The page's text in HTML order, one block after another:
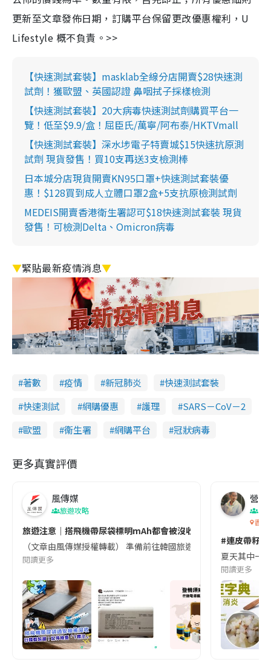
更新至文章發佈日期，訂購平台保留更改優惠權利，U
Lifestyle 概不負責。>>
【快速測試套裝】masklab全線分店開賣$28快速測
試劑！獲歐盟、英國認證 鼻咽拭子採樣檢測
【快速測試套裝】20大病毒快速測試劑購買平台一
覽！低至$9.9/盒！屈臣氏/萬寧/阿布泰/HKTVmall
【快速測試套裝】深水埗電子特賣城$15快速抗原測
試劑 現貨發售！買10支再送3支檢測棒
日本城分店現貨開賣KN95口罩+快速測試套裝優
惠！$128買到成人立體口罩2盒+5支抗原檢測試劑
MEDEIS開賣香港衛生署認可$18快速測試套裝 現貨
發售！可檢測Delta、Omicron病毒
▼緊貼最新疫情消息▼
著數 疫情 新冠肺炎
快速測試套裝
快速測試
網購優惠 護理
SARS－CoV－2
歐盟
衞生署 網購平台 冠狀病毒
更多真實評價
風傳媒
旅遊攻略
旅遊注意｜搭飛機帶尿袋標明mAh都會被沒收😱出發前切記檢查
（文章由風傳媒授權轉載） 準備前往韓國旅遊的民眾，近期要
閱讀更多
營養
香港
#連皮帶籽
夏天其中一
閱讀更多